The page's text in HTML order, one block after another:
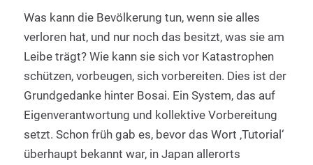
Was kann die Bevölkerung tun, wenn sie alles
verloren hat, und nur noch das besitzt, was sie am
Leibe trägt? Wie kann sie sich vor Katastrophen
schützen, vorbeugen, sich vorbereiten. Dies ist der
Grundgedanke hinter Bosai. Ein System, das auf
Eigenverantwortung und kollektive Vorbereitung
setzt. Schon früh gab es, bevor das Wort ‚Tutorial‘
überhaupt bekannt war, in Japan allerorts